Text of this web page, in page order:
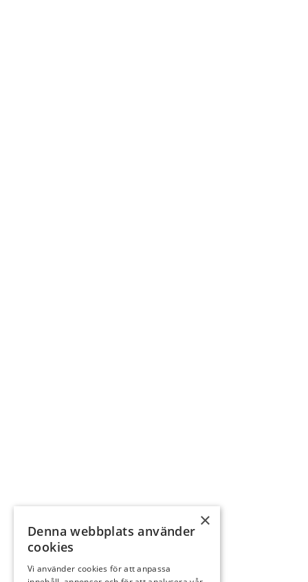
×
Denna webbplats använder
cookies
Vi använder cookies för att anpassa